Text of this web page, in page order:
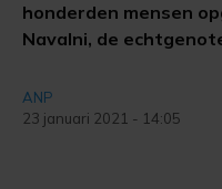
honderden mensen
Navalni, de
ANP
23 januari 2021 - 14:05